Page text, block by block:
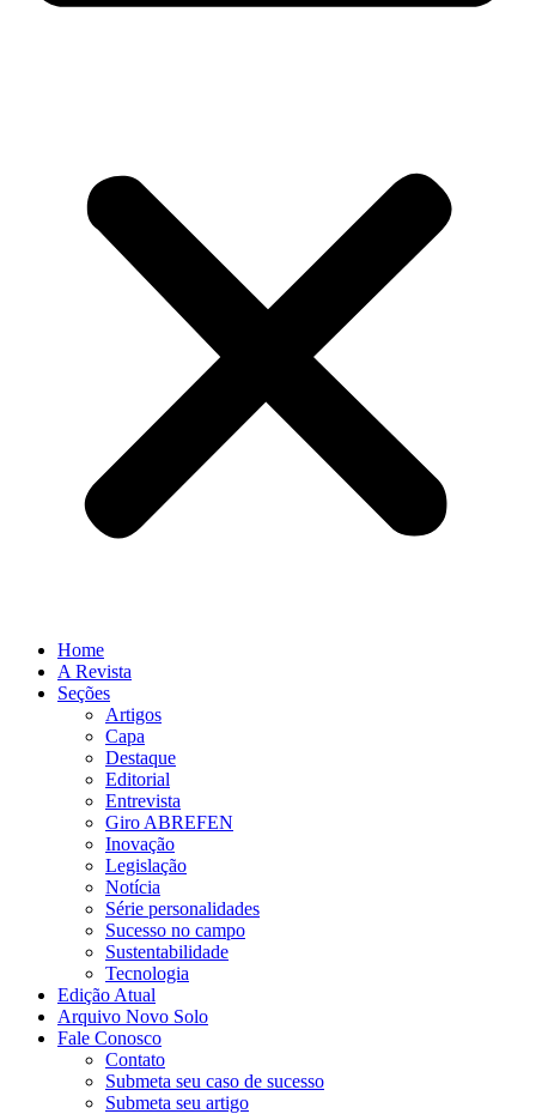
Home
A Revista
Seções
Artigos
Capa
Destaque
Editorial
Entrevista
Giro ABREFEN
Inovação
Legislação
Notícia
Série personalidades
Sucesso no campo
Sustentabilidade
Tecnologia
Edição Atual
Arquivo Novo Solo
Fale Conosco
Contato
Submeta seu caso de sucesso
Submeta seu artigo